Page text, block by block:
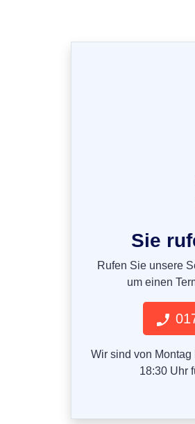
Sie
Rufen Sie unsere
um einen
Wir sind von
18:30 Uhr